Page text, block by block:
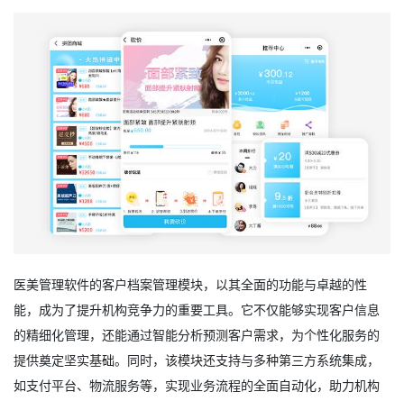
医美管理软件的客户档案管理模块，以其全面的功能与卓越的性
能，成为了提升机构竞争力的重要工具。它不仅能够实现客户信息
的精细化管理，还能通过智能分析预测客户需求，为个性化服务的
提供奠定坚实基础。同时，该模块还支持与多种第三方系统集成，
如支付平台、物流服务等，实现业务流程的全面自动化，助力机构